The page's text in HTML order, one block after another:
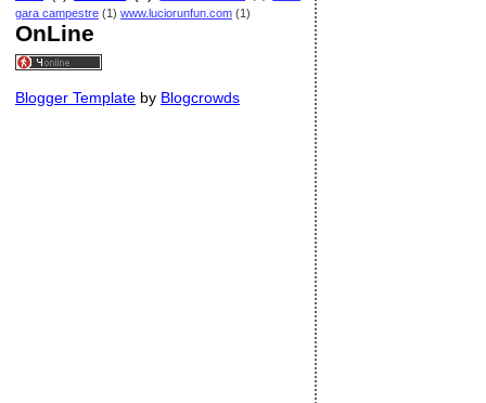
gara campestre (1) www.luciorunfun.com (1)
OnLine
Blogger Template by Blogcrowds